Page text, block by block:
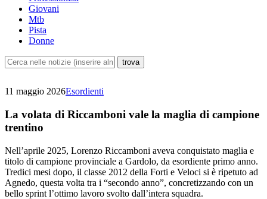
Giovani
Mtb
Pista
Donne
11 maggio 2026Esordienti
La volata di Riccamboni vale la maglia di campione
trentino
Nell’aprile 2025, Lorenzo Riccamboni aveva conquistato maglia e
titolo di campione provinciale a Gardolo, da esordiente primo anno.
Tredici mesi dopo, il classe 2012 della Forti e Veloci si è ripetuto ad
Agnedo, questa volta tra i “secondo anno”, concretizzando con un
bello sprint l’ottimo lavoro svolto dall’intera squadra.